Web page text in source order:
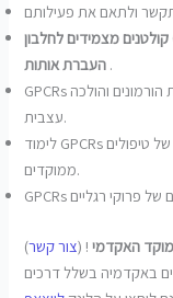
העברת אותות .
GPCRs ממלאים תפקיד מפתח בתפיסה חושית, איתות הורמונים והולכה
עצבית.
טיפולים
ממוקדים.
האקדמי! (צור קשר)
באקדמיה בשלל דרכים